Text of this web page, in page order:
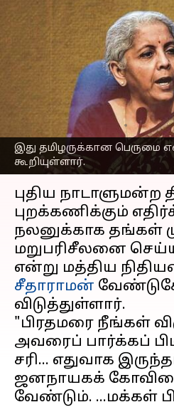
இது தமிழருக்கான பெருமை
கூறியுள்ளார்.
எதிர்க்கட்சிகள்
நாடாளுமன்ற
விழாவில்
வேண்டும்:
சீதாராமன்
Sindhuja SM May 25,
செய்தி முன்னோட்டம்
புதிய நாடாளுமன்ற
புறக்கணிக்கும்
நலனுக்காக தங்கள்
மறுபரிசீலனை
என்று மத்திய
சீதாராமன்
விடுத்துள்ளார்.
"பிரதமரை நீங்கள்
அவரைப் பார்க்கப்
சரி... எதுவாக
ஜனநாயகக்
வேண்டும். ...மக்கள்